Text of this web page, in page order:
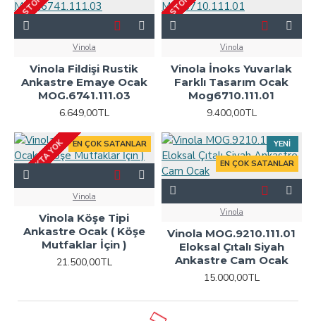
Vinola
Vinola Fildişi Rustik
Ankastre Emaye Ocak
MOG.6741.111.03
6.649,00TL
Vinola
Vinola İnoks Yuvarlak
Farklı Tasarım Ocak
Mog6710.111.01
9.400,00TL
EN ÇOK SATANLAR
STOKTA YOK
Vinola
Vinola Köşe Tipi
Ankastre Ocak ( Köşe
Mutfaklar İçin )
21.500,00TL
YENI
EN ÇOK SATANLAR
Vinola
Vinola MOG.9210.111.01
Eloksal Çıtalı Siyah
Ankastre Cam Ocak
15.000,00TL